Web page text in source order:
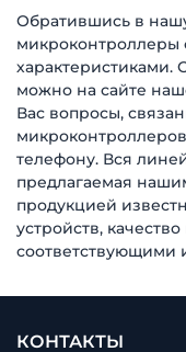
Обратившись в
характеристиками.
можно на сайте
Вас вопросы,
телефону. Вся
предлагаемая
продукцией
устройств,
соответствующими
КОНТАКТЫ